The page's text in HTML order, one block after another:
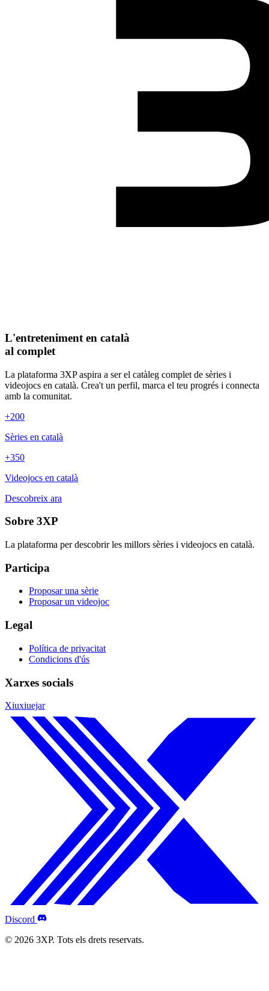
L'entreteniment en català
al complet
La plataforma 3XP aspira a ser el catàleg complet de sèries i
videojocs en català. Crea't un perfil, marca el teu progrés i connecta
amb la comunitat.
+200
Sèries en català
+350
Videojocs en català
Descobreix ara
Sobre 3XP
La plataforma per descobrir les millors sèries i videojocs en català.
Participa
Proposar una sèrie
Proposar un videojoc
Legal
Política de privacitat
Condicions d'ús
Xarxes socials
Xiuxiuejar
Discord
© 2026 3XP. Tots els drets reservats.